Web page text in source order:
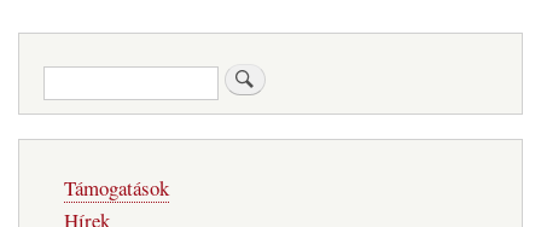
Keresés
navigáció
Támogatások
Hírek